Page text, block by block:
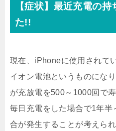
【症状】最近充電の
た!!
現在、iPhoneに使用されて
イオン電池というものにな
が充放電を500～1000回で
毎日充電をした場合で1年
合が発生することが考えられ